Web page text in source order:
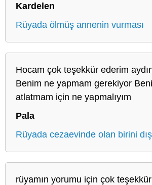
Kardelen
Rüyada ölmüş annenin vurması
Hocam çok teşekkür ederim
Benim ne yapmam gerekiyor
atlatmam için ne yapmalıyım
Pala
Rüyada cezaevinde olan birini
rüyamın yorumu için çok